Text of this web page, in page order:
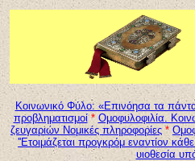
Κοινωνικό Φύλο: «Επινόησα τα
προβληματισμοί * Ομοφυλοφιλία.
ζευγαριών Νομικές πληροφορίες *
''Ετοιμάζεται προγκρόμ εναντίον
υιοθεσία